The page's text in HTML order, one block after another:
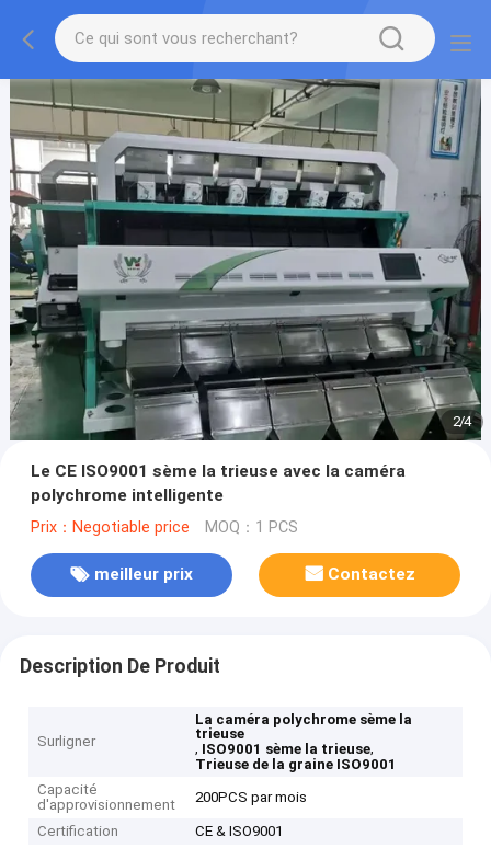
2/4
Le CE ISO9001 sème la trieuse avec la caméra
polychrome intelligente
Prix：Negotiable price MOQ：1 PCS
meilleur prix Contactez
Description De Produit
Surligner
La caméra polychrome sème la
trieuse
, ISO9001 sème la trieuse,
Trieuse de la graine ISO9001
Capacité
d'approvisionnement
200PCS par mois
Certification
CE & ISO9001